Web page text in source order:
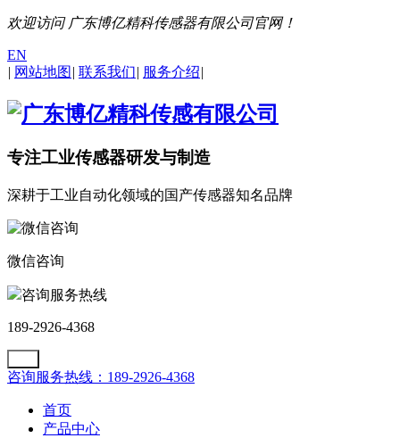
欢迎访问 广东博亿精科传感器有限公司官网！
EN
| 网站地图 | 联系我们| 服务介绍|
专注工业传感器研发与制造
深耕于工业自动化领域的国产传感器知名品牌
微信咨询
咨询服务热线
189-2926-4368
咨询服务热线：189-2926-4368
首页
产品中心